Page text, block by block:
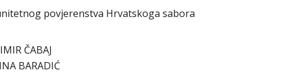
povjerenstva Hrvatskoga sabora
ČABAJ
BARADIĆ